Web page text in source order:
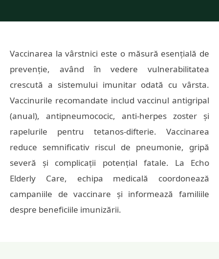
Vaccinarea la vârstnici este o măsură esențială de
prevenție, având în vedere vulnerabilitatea
crescută a sistemului imunitar odată cu vârsta.
Vaccinurile recomandate includ vaccinul antigripal
(anual), antipneumococic, anti-herpes zoster și
rapelurile pentru tetanos-difterie. Vaccinarea
reduce semnificativ riscul de pneumonie, gripă
severă și complicații potențial fatale. La Echo
Elderly Care, echipa medicală coordonează
campaniile de vaccinare și informează familiile
despre beneficiile imunizării.